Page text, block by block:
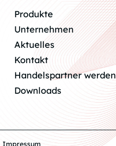
Produkte
Unternehmen
Aktuelles
Kontakt
Handelspartner werden
Downloads
Impressum